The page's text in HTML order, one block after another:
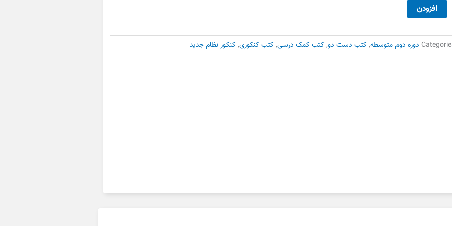
زیست
دهم
افزودن
دوره دوم متوسطه, کتب دست دو, کتب کمک درسی, کتب کنکوری, کنکور نظام جدید